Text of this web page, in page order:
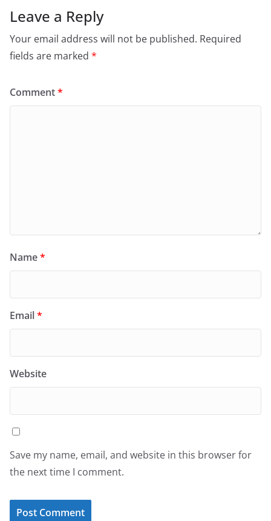
Leave a Reply
Your email address will not be published. Required
fields are marked *
Comment*
Name*
Email*
Website
Save my name, email, and website in this browser for
the next time I comment.